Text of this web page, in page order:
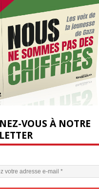
VOUS À NOTRE